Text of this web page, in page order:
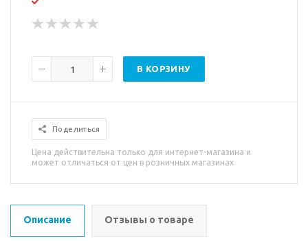
В КОРЗИНУ
Поделиться
Цена действительна только для интернет-магазина и
может отличаться от цен в розничных магазинах
Описание Отзывы о товаре